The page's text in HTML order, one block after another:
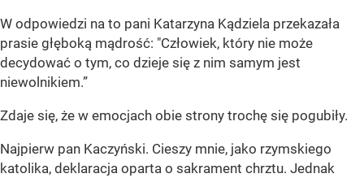
W odpowiedzi na to pani Katarzyna Kądziela przekazała
prasie głęboką mądrość: "Człowiek, który nie może
decydować o tym, co dzieje się z nim samym jest
niewolnikiem.”
Zdaje się, że w emocjach obie strony trochę się pogubiły.
Najpierw pan Kaczyński. Cieszy mnie, jako rzymskiego
katolika, deklaracja oparta o sakrament chrztu. Jednak